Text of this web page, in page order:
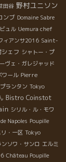
田谷 野村ユニソン
ンブ Domaine Sabre
ュル Uemura chef
ィアンサ2016 Saint-
ェフ シャトー・プ
ヴェ・ガレジャッド
ワール Pierre
ランタン Tokyo
Bistro Coinstot
シリル・ル・モワ
Napoles Poupille
・一区 Tokyo
ソワ・サンロ エルミ
Château Poupille